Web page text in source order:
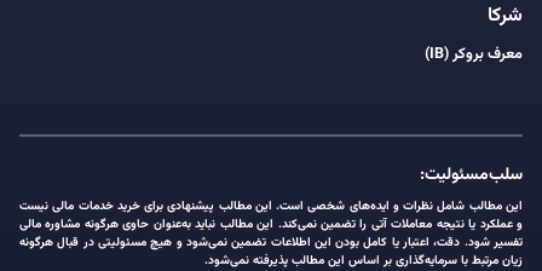
شرکا
معرف بروکر (IB)
سلب‌مسئولیت:
این مطالب شامل نظرات و ایده‌های شخصی است. این مطالب پیشنهادی برای خرید خدمات مالی نیست
و عملکرد یا نتیجه معاملات آتی را تضمین نمی‌کند. این مطالب نباید به‌عنوان حاوی هرگونه مشاوره مالی
تفسیر شود. دقت، اعتبار یا کامل بودن این اطلاعات تضمین نمی‌شود و هیچ مسئولیتی در قبال هرگونه
زیان مرتبط با سرمایه‌گذاری بر اساس این مطالب پذیرفته نمی‌شود.